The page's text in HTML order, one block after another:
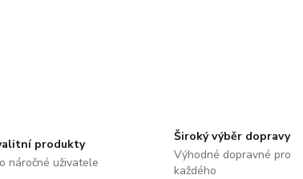
produkty
náročné uživatele
Široký výběr dopravy
Výhodné dopravné pro
každého